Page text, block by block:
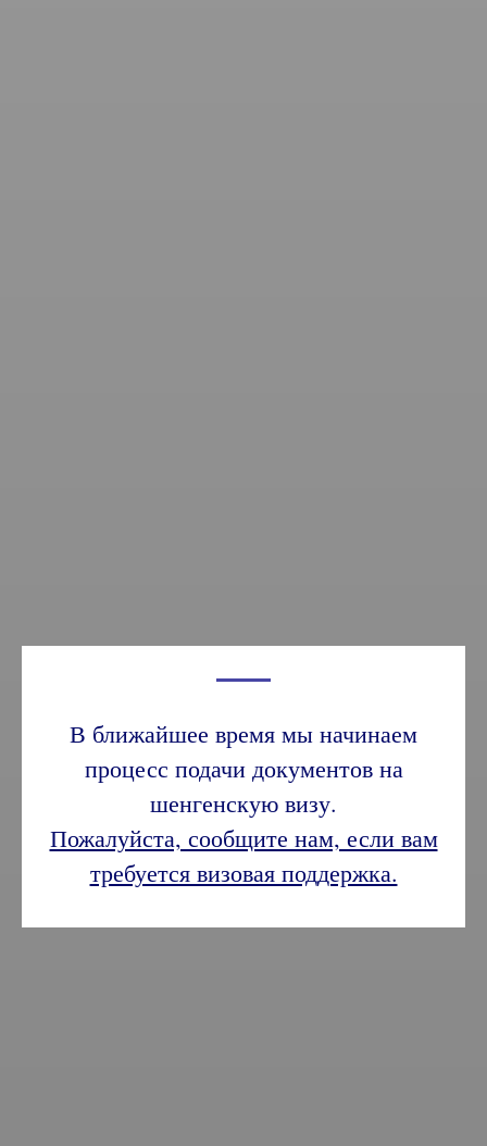
В ближайшее время мы начинаем
процесс подачи документов на
шенгенскую визу.
Пожалуйста, сообщите нам, если вам
требуется визовая поддержка.